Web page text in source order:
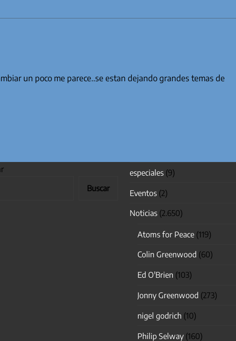
un poco me parece..se estan dejando grandes temas de
Buscar
especiales(9)
Eventos(2)
Noticias(2.650)
Atoms for Peace(119)
Colin Greenwood (60)
Ed O'Brien (103)
Jonny Greenwood (273)
nigel godrich (10)
Philip Selway(160)